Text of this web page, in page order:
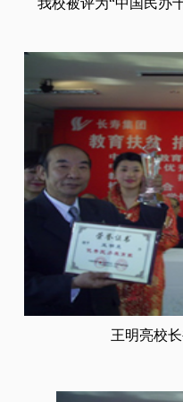
评为“中国民办十大
王明亮校